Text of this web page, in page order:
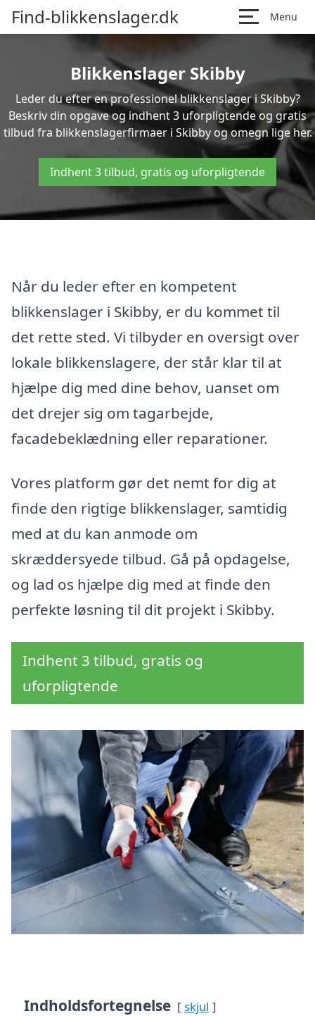
Find-blikkenslager.dk Menu
Blikkenslager Skibby
Leder du efter en professionel blikkenslager i Skibby?
Beskriv din opgave og indhent 3 uforpligtende og gratis
tilbud fra blikkenslagerfirmaer i Skibby og omegn lige her.
Indhent 3 tilbud, gratis og uforpligtende
Når du leder efter en kompetent
blikkenslager i Skibby, er du kommet til
det rette sted. Vi tilbyder en oversigt over
lokale blikkenslagere, der står klar til at
hjælpe dig med dine behov, uanset om
det drejer sig om tagarbejde,
facadebeklædning eller reparationer.
Vores platform gør det nemt for dig at
finde den rigtige blikkenslager, samtidig
med at du kan anmode om
skræddersyede tilbud. Gå på opdagelse,
og lad os hjælpe dig med at finde den
perfekte løsning til dit projekt i Skibby.
Indhent 3 tilbud, gratis og
uforpligtende
Indholdsfortegnelse skjul